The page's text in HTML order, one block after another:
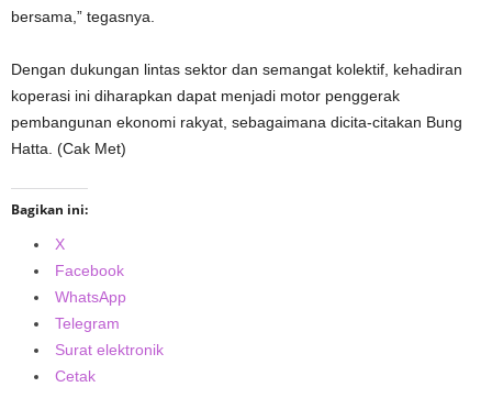
bersama,” tegasnya.
Dengan dukungan lintas sektor dan semangat kolektif, kehadiran
koperasi ini diharapkan dapat menjadi motor penggerak
pembangunan ekonomi rakyat, sebagaimana dicita-citakan Bung
Hatta. (Cak Met)
Bagikan ini:
X
Facebook
WhatsApp
Telegram
Surat elektronik
Cetak